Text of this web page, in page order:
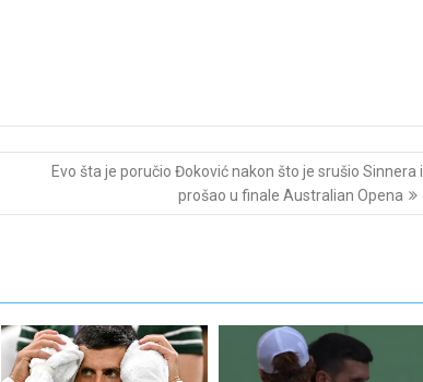
Evo šta je poručio Đoković nakon što je srušio Sinnera i
prošao u finale Australian Opena